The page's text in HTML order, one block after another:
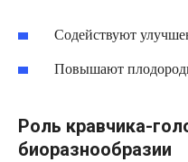
Содействуют
Повышают
Роль кравчика-
биоразнообразии